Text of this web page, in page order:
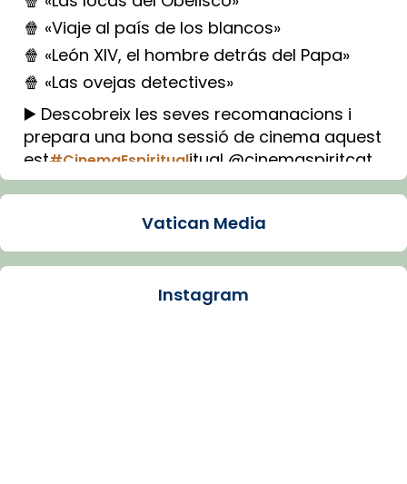
🍿 «Viaje al país de los blancos»
🍿 «León XIV, el hombre detrás del Papa»
🍿 «Las ovejas detectives»
▶️ Descobreix les seves recomanacions i
prepara una bona sessió de cinema aquest
est#CinemaEspiritualitual @cinemaspiritcat
Imatge: Generada amb IA (OpenAI)
Arquebisbat de Barcelona
Vatican Media
Instagram